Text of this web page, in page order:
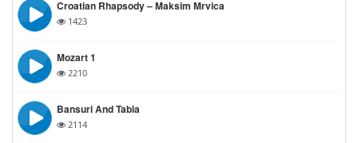
Croatian Rhapsody – Maksim Mrvica
1423
Mozart 1
2210
Bansuri And Tabla
2114